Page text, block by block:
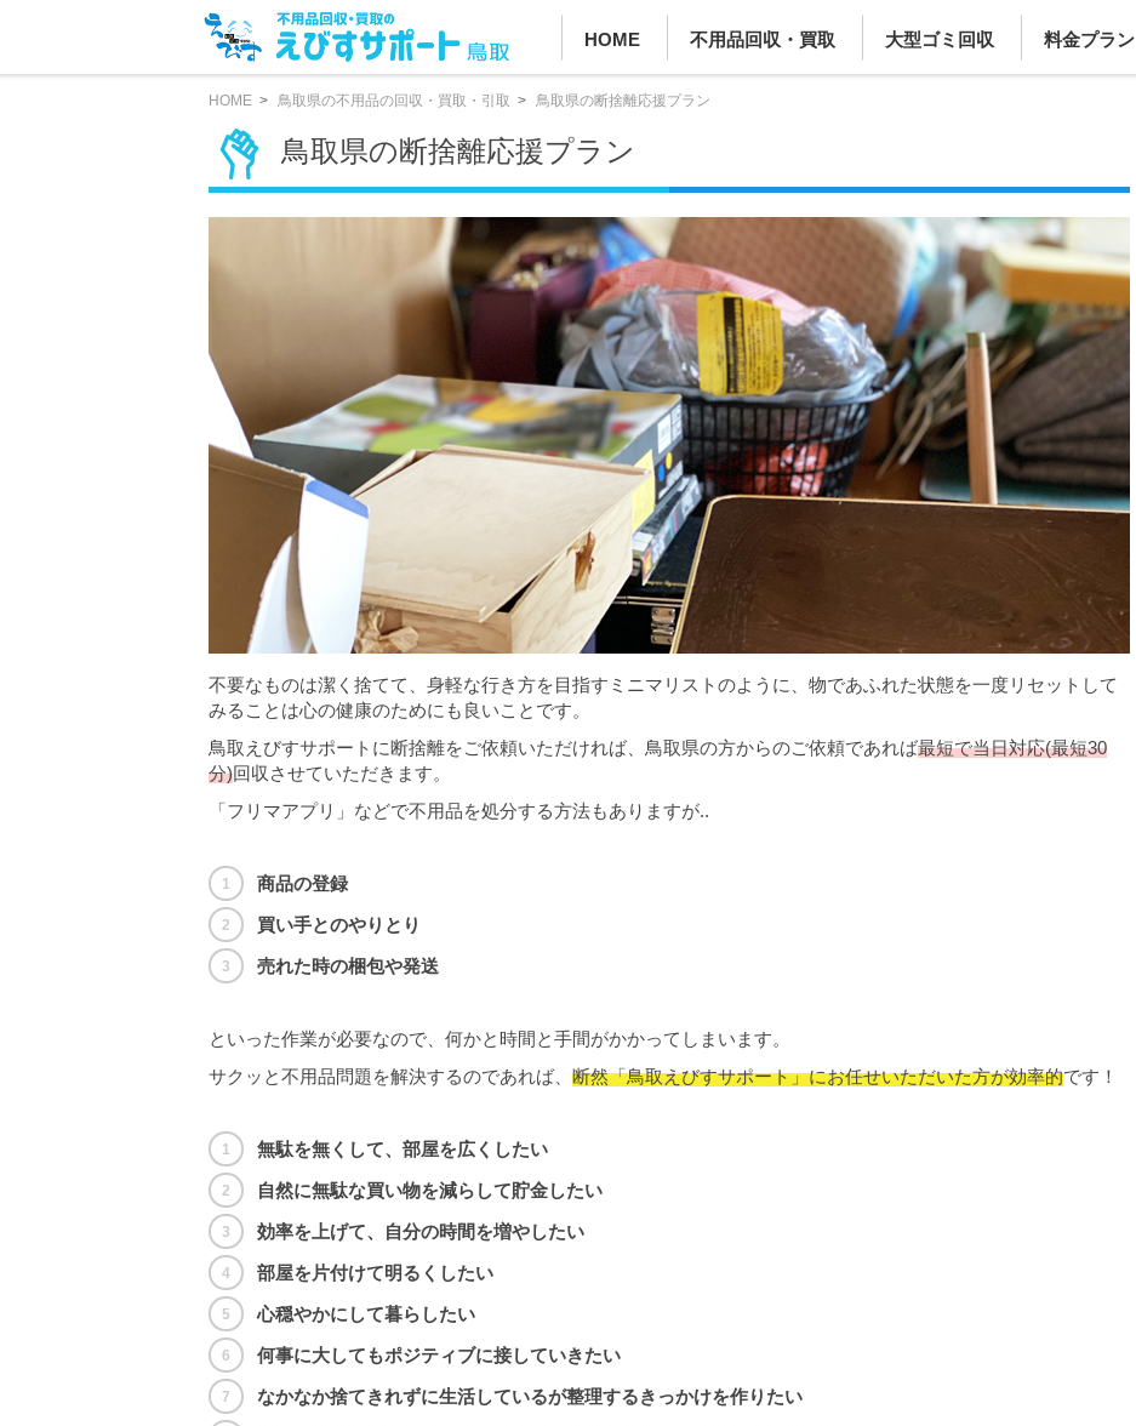
HOME 不用品回収・買取 大型ゴミ回収 料金プラン
HOME 鳥取県の不用品の回収・買取・引取 鳥取県の断捨離応援プラン
鳥取県の断捨離応援プラン
不要なものは潔く捨てて、身軽な行き方を目指すミニマリストのように、物であふれた状態を一度リセットして
みることは心の健康のためにも良いことです。
鳥取えびすサポートに断捨離をご依頼いただければ、鳥取県の方からのご依頼であれば最短で当日対応(最短30
分)回収させていただきます。
「フリマアプリ」などで不用品を処分する方法もありますが..
商品の登録
買い手とのやりとり
売れた時の梱包や発送
といった作業が必要なので、何かと時間と手間がかかってしまいます。
サクッと不用品問題を解決するのであれば、 断然「鳥取えびすサポート」にお任せいただいた方が効率的です！
無駄を無くして、部屋を広くしたい
自然に無駄な買い物を減らして貯金したい
効率を上げて、自分の時間を増やしたい
部屋を片付けて明るくしたい
心穏やかにして暮らしたい
何事に大してもポジティブに接していきたい
なかなか捨てきれずに生活しているが整理するきっかけを作りたい